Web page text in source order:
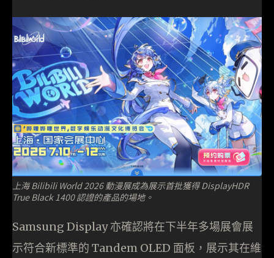
上海 Bilibili World 2026 動漫展成為展示首批獲得 DisplayHDR
True Black 1400 認證的產品的場地。
Samsung Display 亦確認將在下半年多場展會展
示符合新標準的 Tandem OLED 面板，展示其在維